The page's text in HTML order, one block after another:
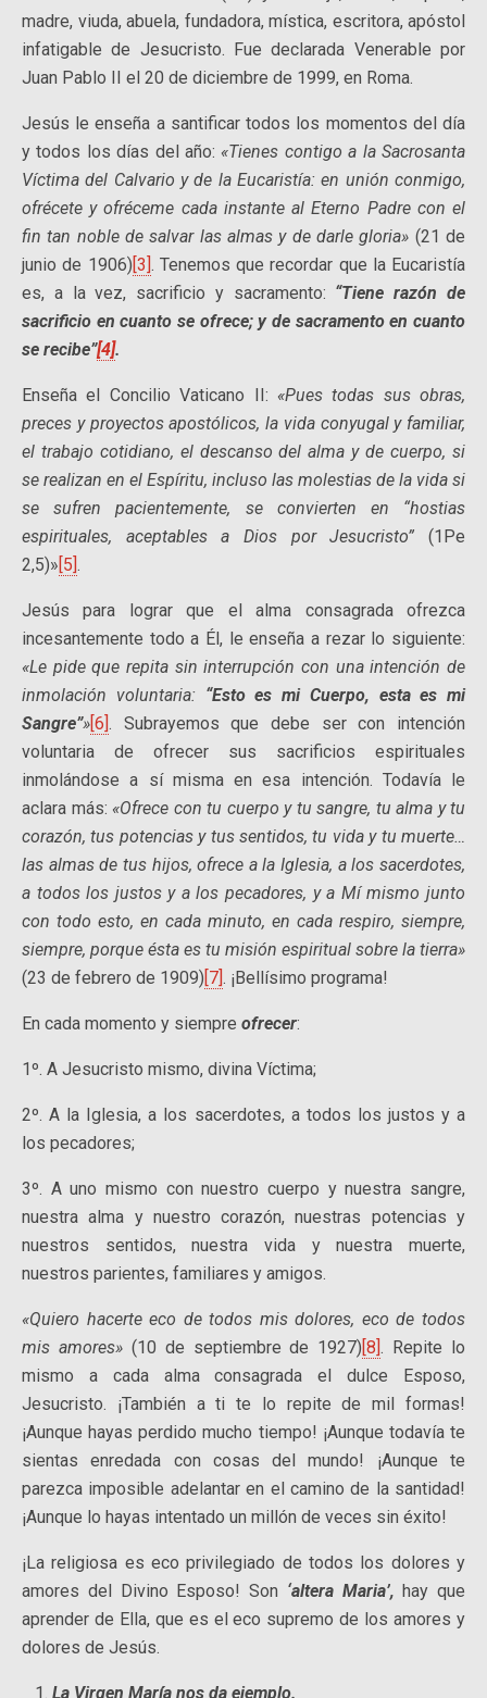
madre, viuda, abuela, fundadora, mística, escritora, apóstol
infatigable de Jesucristo. Fue declarada Venerable por
Juan Pablo II el 20 de diciembre de 1999, en Roma.
Jesús le enseña a santificar todos los momentos del día
y todos los días del año: «Tienes contigo a la Sacrosanta
Víctima del Calvario y de la Eucaristía: en unión conmigo,
ofrécete y ofréceme cada instante al Eterno Padre con el
fin tan noble de salvar las almas y de darle gloria» (21 de
junio de 1906)[3]. Tenemos que recordar que la Eucaristía
es, a la vez, sacrificio y sacramento: “Tiene razón de
sacrificio en cuanto se ofrece; y de sacramento en cuanto
se recibe”[4].
Enseña el Concilio Vaticano II: «Pues todas sus obras,
preces y proyectos apostólicos, la vida conyugal y familiar,
el trabajo cotidiano, el descanso del alma y de cuerpo, si
se realizan en el Espíritu, incluso las molestias de la vida si
se sufren pacientemente, se convierten en “hostias
espirituales, aceptables a Dios por Jesucristo” (1Pe
2,5)»[5].
Jesús para lograr que el alma consagrada ofrezca
incesantemente todo a Él, le enseña a rezar lo siguiente:
«Le pide que repita sin interrupción con una intención de
inmolación voluntaria: “Esto es mi Cuerpo, esta es mi
Sangre”»[6]. Subrayemos que debe ser con intención
voluntaria de ofrecer sus sacrificios espirituales
inmolándose a sí misma en esa intención. Todavía le
aclara más: «Ofrece con tu cuerpo y tu sangre, tu alma y tu
corazón, tus potencias y tus sentidos, tu vida y tu muerte…
las almas de tus hijos, ofrece a la Iglesia, a los sacerdotes,
a todos los justos y a los pecadores, y a Mí mismo junto
con todo esto, en cada minuto, en cada respiro, siempre,
siempre, porque ésta es tu misión espiritual sobre la tierra»
(23 de febrero de 1909)[7]. ¡Bellísimo programa!
En cada momento y siempre ofrecer:
1º. A Jesucristo mismo, divina Víctima;
2º. A la Iglesia, a los sacerdotes, a todos los justos y a
los pecadores;
3º. A uno mismo con nuestro cuerpo y nuestra sangre,
nuestra alma y nuestro corazón, nuestras potencias y
nuestros sentidos, nuestra vida y nuestra muerte,
nuestros parientes, familiares y amigos.
«Quiero hacerte eco de todos mis dolores, eco de todos
mis amores»(10 de septiembre de 1927)[8]. Repite lo
mismo a cada alma consagrada el dulce Esposo,
Jesucristo. ¡También a ti te lo repite de mil formas!
¡Aunque hayas perdido mucho tiempo! ¡Aunque todavía te
sientas enredada con cosas del mundo! ¡Aunque te
parezca imposible adelantar en el camino de la santidad!
¡Aunque lo hayas intentado un millón de veces sin éxito!
¡La religiosa es eco privilegiado de todos los dolores y
amores del Divino Esposo! Son ‘altera Maria’,hay que
aprender de Ella, que es el eco supremo de los amores y
dolores de Jesús.
La Virgen María nos da ejemplo.